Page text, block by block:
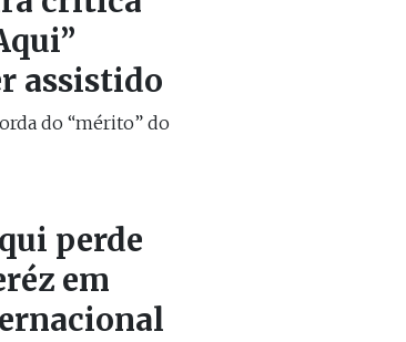
assistido
do “mérito” do
perde
em